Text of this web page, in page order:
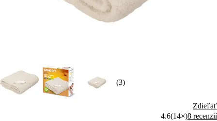
(3)
Zdieľať
4.6(14×)8 recenzií